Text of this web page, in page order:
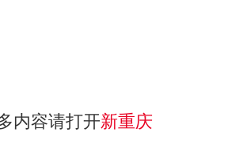
内容请打开新重庆